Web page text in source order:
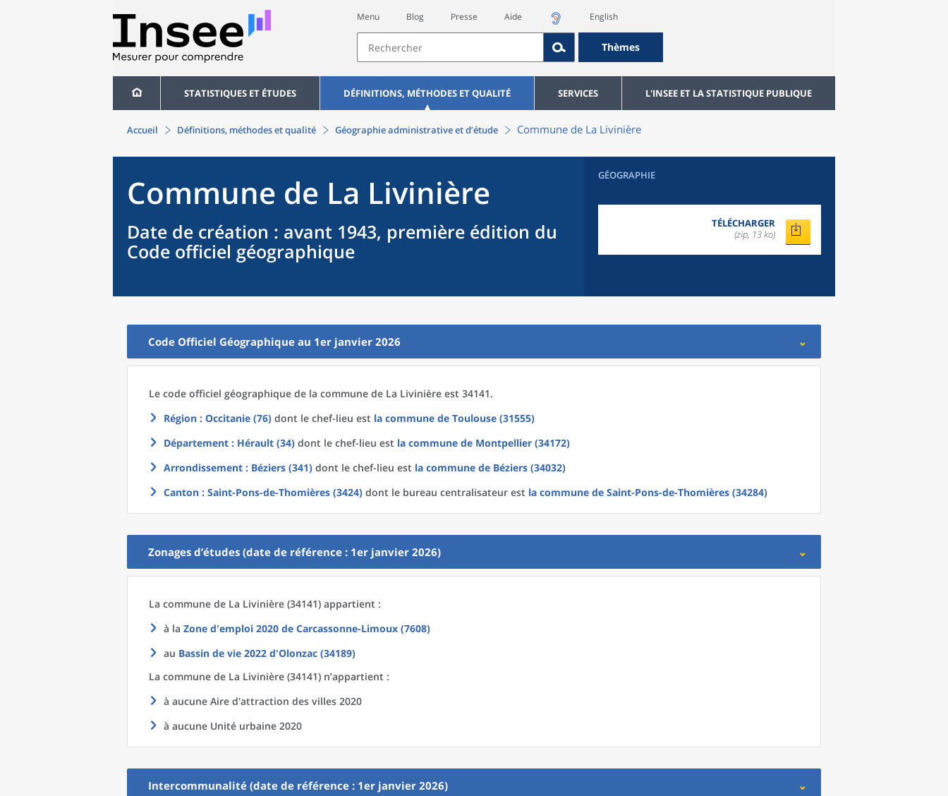
Menu Blog Presse Aide English
Thèmes
STATISTIQUES ET ÉTUDES DÉFINITIONS, MÉTHODES ET QUALITÉ SERVICES L'INSEE ET LA STATISTIQUE PUBLIQUE
Accueil Définitions, méthodes et qualité Géographie administrative et d’étude Commune de La Livinière
Commune de La Livinière
Date de création : avant 1943, première édition du
Code officiel géographique
GÉOGRAPHIE
TÉLÉCHARGER
(zip, 13 ko)
Code Officiel Géographique au 1er janvier 2026
Le code officiel géographique de la commune de La Livinière est 34141.
Région : Occitanie (76) dont le chef-lieu est la commune de Toulouse (31555)
Département : Hérault (34) dont le chef-lieu est la commune de Montpellier (34172)
Arrondissement : Béziers (341) dont le chef-lieu est la commune de Béziers (34032)
Canton : Saint-Pons-de-Thomières (3424) dont le bureau centralisateur est la commune de Saint-Pons-de-Thomières (34284)
Zonages d’études (date de référence : 1er janvier 2026)
La commune de La Livinière (34141) appartient :
à la Zone d'emploi 2020 de Carcassonne-Limoux (7608)
au Bassin de vie 2022 d'Olonzac (34189)
La commune de La Livinière (34141) n’appartient :
à aucune Aire d'attraction des villes 2020
à aucune Unité urbaine 2020
Intercommunalité (date de référence : 1er janvier 2026)